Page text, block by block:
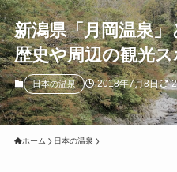
新潟県「月岡温泉
歴史や周辺の観光
日本の温泉 2018年7月8日
ホーム 日本の温泉